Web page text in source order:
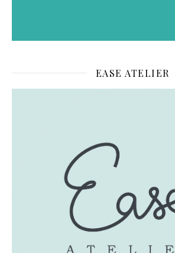
EASE ATELIER